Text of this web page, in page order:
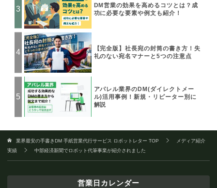
DM営業の効果を高めるコツとは？成
功に必要な要素や例文も紹介！
【完全版】社長宛の封筒の書き方！失
礼のない宛名マナーと5つの注意点
アパレル業界のDM(ダイレクトメー
ル)活用事例！新規・リピーター別に
解説
業界最安の手書きDM 手紙営業代行サービス ロボットレター TOP
メディア紹介
実績
中部経済新聞でロボット代筆事業が紹介されました
営業日カレンダー